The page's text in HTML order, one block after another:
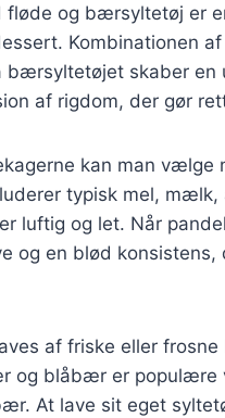
fløde og bærsyltetøj er
Kombinationen
bærsyltetøjet skaber en
af rigdom, der gør
kan man vælge
typisk mel,
luftig og let. Når
og en blød
af friske eller
blåbær er populære
At lave sit eget